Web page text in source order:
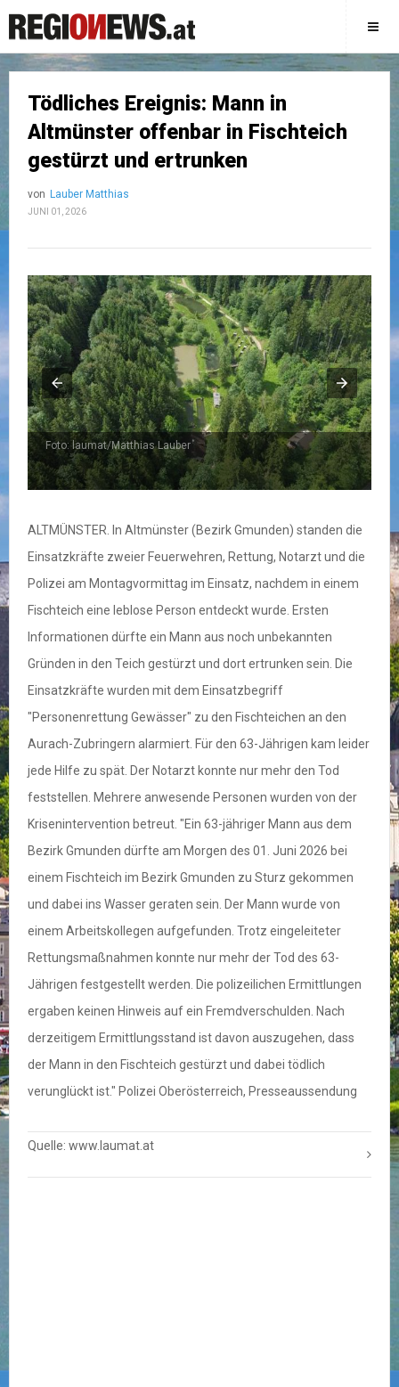
Tödliches Ereignis: Mann in
Altmünster offenbar in Fischteich
gestürzt und ertrunken
von Lauber Matthias
JUNI 01, 2026
Foto: laumat/Matthias Lauber
ALTMÜNSTER. In Altmünster (Bezirk Gmunden) standen die
Einsatzkräfte zweier Feuerwehren, Rettung, Notarzt und die
Polizei am Montagvormittag im Einsatz, nachdem in einem
Fischteich eine leblose Person entdeckt wurde. Ersten
Informationen dürfte ein Mann aus noch unbekannten
Gründen in den Teich gestürzt und dort ertrunken sein. Die
Einsatzkräfte wurden mit dem Einsatzbegriff
"Personenrettung Gewässer" zu den Fischteichen an den
Aurach-Zubringern alarmiert. Für den 63-Jährigen kam leider
jede Hilfe zu spät. Der Notarzt konnte nur mehr den Tod
feststellen. Mehrere anwesende Personen wurden von der
Krisenintervention betreut. "Ein 63-jähriger Mann aus dem
Bezirk Gmunden dürfte am Morgen des 01. Juni 2026 bei
einem Fischteich im Bezirk Gmunden zu Sturz gekommen
und dabei ins Wasser geraten sein. Der Mann wurde von
einem Arbeitskollegen aufgefunden. Trotz eingeleiteter
Rettungsmaßnahmen konnte nur mehr der Tod des 63-
Jährigen festgestellt werden. Die polizeilichen Ermittlungen
ergaben keinen Hinweis auf ein Fremdverschulden. Nach
derzeitigem Ermittlungsstand ist davon auszugehen, dass
der Mann in den Fischteich gestürzt und dabei tödlich
verunglückt ist." Polizei Oberösterreich, Presseaussendung
Quelle: www.laumat.at